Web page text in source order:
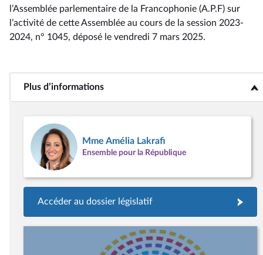
l’Assemblée parlementaire de la Francophonie (A.P.F) sur
l’activité de cette Assemblée au cours de la session 2023-
2024, n° 1045, déposé le vendredi 7 mars 2025.
Plus d’informations<b>Plus d’informations</b>
Mme Amélia Lakrafi
Ensemble pour la République
Accéder au dossier législatif